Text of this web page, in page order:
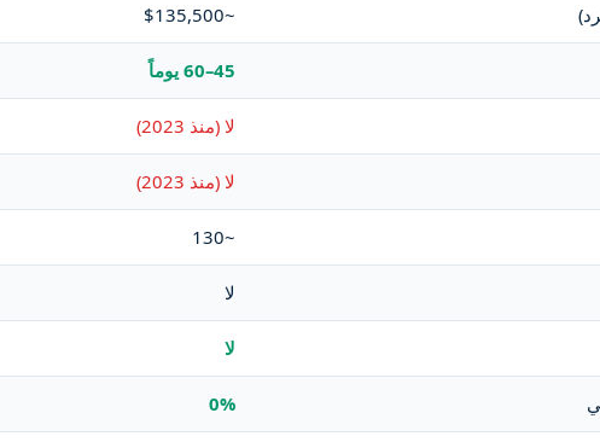
~$135,500
45–60 يوماً
لا (منذ 2023)
لا (منذ 2023)
~130
لا
لا
0%